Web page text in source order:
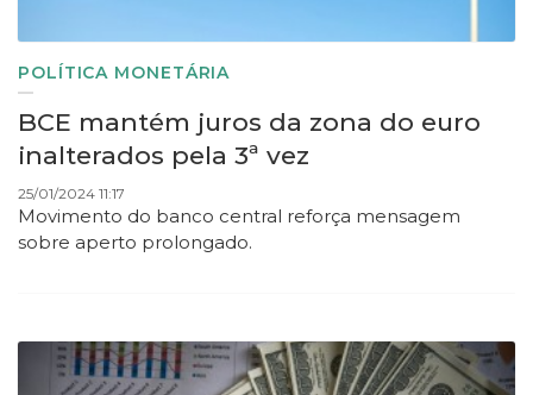
POLÍTICA MONETÁRIA
BCE mantém juros da zona do euro
inalterados pela 3ª vez
25/01/2024 11:17
Movimento do banco central reforça mensagem
sobre aperto prolongado.